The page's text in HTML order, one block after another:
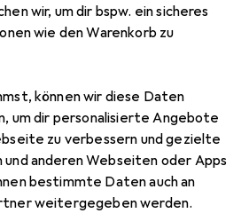
wir, um dir bspw. ein sicheres
wie den Warenkorb zu
können wir diese Daten
um dir personalisierte Angebote
zu verbessern und gezielte
und anderen Webseiten oder Apps
bestimmte Daten auch an
weitergegeben werden.